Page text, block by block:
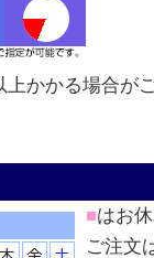
かかる場合が
■はお
ご注文